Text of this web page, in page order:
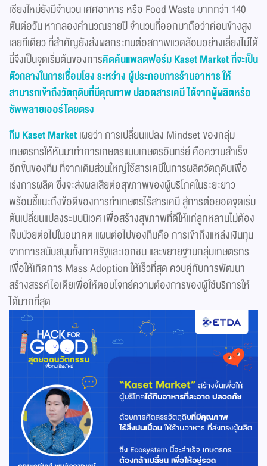
เชียงใหม่ยังมีจำนวน เศศอาหาร หรือ Food Waste มากกว่า 140
ตันต่อวัน หากลองคำนวณรายปี จำนวนที่ออกมาถือว่าค่อนข้างสูง
เลยทีเดียว ที่สำคัญยังส่งผลกระทบต่อสภาพแวดล้อมอย่างเลี่ยงไม่ได้
นี่จึงเป็นจุดเริ่มต้นของการคิดค้นแพลตฟอร์ม Kaset Market ที่จะเป็น
ตัวกลางในการเชื่อมโยง ระหว่าง ผู้ประกอบการร้านอาหาร ให้
สามารถเข้าถึงวัตถุดิบที่มีคุณภาพ ปลอดสารเคมี ได้จากผู้ผลิตหรือ
ซัพพลายเออร์โดยตรง
ทีม Kaset Marketเผยว่า การเปลี่ยนแปลง Mindset ของกลุ่ม
เกษตรกรให้หันมาทำการเกษตรแบบเกษตรอินทรีย์ คือความสำเร็จ
อีกขั้นของทีม ที่จากเดิมส่วนใหญ่ใช้สารเคมีในการผลิตวัตถุดิบเพื่อ
เร่งการผลิต ซึ่งจะส่งผลเสียต่อสุขภาพของผู้บริโภคในระยะยาว
พร้อมชี้แนะถึงข้อดีของการทำเกษตรไร้สารเคมี สู่การต่อยอดจุดเริ่ม
ต้นเปลี่ยนแปลงระบบนิเวศ เพื่อสร้างสุขภาพที่ดีให้แก่ลูกหลานไม่ต้อง
เจ็บป่วยต่อไปในอนาคต แผนต่อไปของทีมคือ การเข้าถึงแหล่งเงินทุน
จากการสนับสนุนทั้งภาครัฐและเอกชน และขยายฐานกลุ่มเกษตรกร
เพื่อให้เกิดการ Mass Adoption ให้เร็วที่สุด ควบคู่กับการพัฒนา
สร้างสรรค์ไอเดียเพื่อให้ตอบโจทย์ความต้องการของผู้ใช้บริการให้
ได้มากที่สุด